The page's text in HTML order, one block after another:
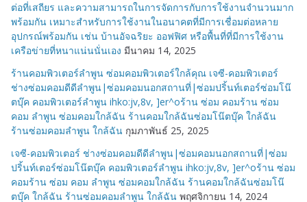
ต่อที่เสถียร และความสามารถในการจัดการกับการใช้งานจำนวนมาก
พร้อมกัน เหมาะสำหรับการใช้งานในอนาคตที่มีการเชื่อมต่อหลาย
อุปกรณ์พร้อมกัน เช่น บ้านอัจฉริยะ ออฟฟิศ หรือพื้นที่ที่มีการใช้งาน
เครือข่ายที่หนาแน่นนั่นเอง มีนาคม 14, 2025
ร้านคอมพิวเตอร์ลำพูน ซ่อมคอมพิวเตอร์ใกล้คุณ เจซี-คอมพิวเตอร์
ช่างซ่อมคอมดีดีลำพูน|ซ่อมคอมนอกสถานที่|ซ่อมปริ้นท์เตอร์ซ่อมโน๊
ตบุ๊ค คอมพิวเตอร์ลำพูน ihko:jv,8v, ]er^oร้าน ซ่อม คอมร้าน ซ่อม
คอม ลำพูน ซ่อมคอมใกล้ฉัน ร้านคอมใกล้ฉันซ่อมโน๊ตบุ๊ค ใกล้ฉัน
ร้านซ่อมคอมลำพูน ใกล้ฉัน กุมภาพันธ์ 25, 2025
เจซี-คอมพิวเตอร์ ช่างซ่อมคอมดีดีลำพูน|ซ่อมคอมนอกสถานที่|ซ่อม
ปริ้นท์เตอร์ซ่อมโน๊ตบุ๊ค คอมพิวเตอร์ลำพูน ihko:jv,8v, ]er^oร้าน ซ่อม
คอมร้าน ซ่อม คอม ลำพูน ซ่อมคอมใกล้ฉัน ร้านคอมใกล้ฉันซ่อมโน๊
ตบุ๊ค ใกล้ฉัน ร้านซ่อมคอมลำพูน ใกล้ฉัน พฤศจิกายน 14, 2024